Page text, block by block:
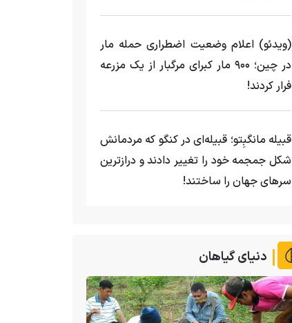
(ویدئو) اعلام وضعیت اضطراری حمله مار‌
در چین؛ ۹۰۰ مار کبرای مرگبار از یک مزرعه‌
فرار کردند!
قبیله مانگبِتو؛ قبیله‌ای در کنگو که مردمانش
شکل جمجمه خود را تغییر دادند و درازترین
سرهای جهان را ساختند!
دنیای گیاهان